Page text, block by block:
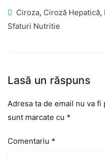
Ciroza, Ciroză Hepatică,
Sfaturi Nutritie
Lasă un răspuns
Adresa ta de email nu va fi
sunt marcate cu *
Comentariu *